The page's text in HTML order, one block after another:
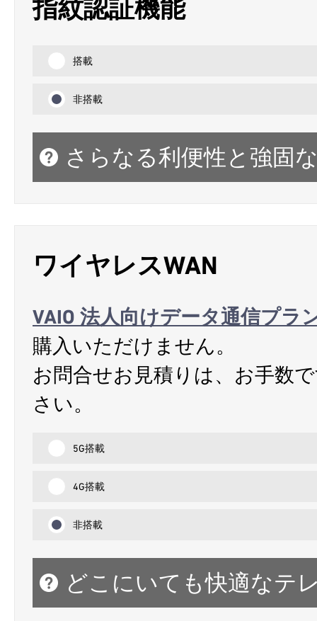
指紋認証機能
搭載
非搭載
さらなる利便性と強固
ワイヤレスWAN
VAIO 法人向けデータ通信プラ
購入いただけません。
お問合せお見積りは、お手数
さい。
5G搭載
4G搭載
非搭載
どこにいても快適なテ